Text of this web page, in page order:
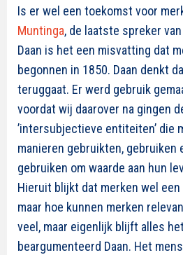
Is er wel een toekomst voor
Muntinga, de laatste spreker
Daan is het een misvatting dat
begonnen in 1850. Daan denkt
teruggaat. Er werd gebruik
voordat wij daarover na gingen
’intersubjectieve entiteiten’ die
manieren gebruikten, gebruiken
gebruiken om waarde aan hun
Hieruit blijkt dat merken wel
maar hoe kunnen merken
veel, maar eigenlijk blijft alles
beargumenteerd Daan. Het